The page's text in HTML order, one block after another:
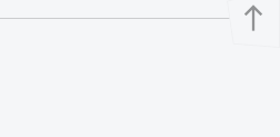
north